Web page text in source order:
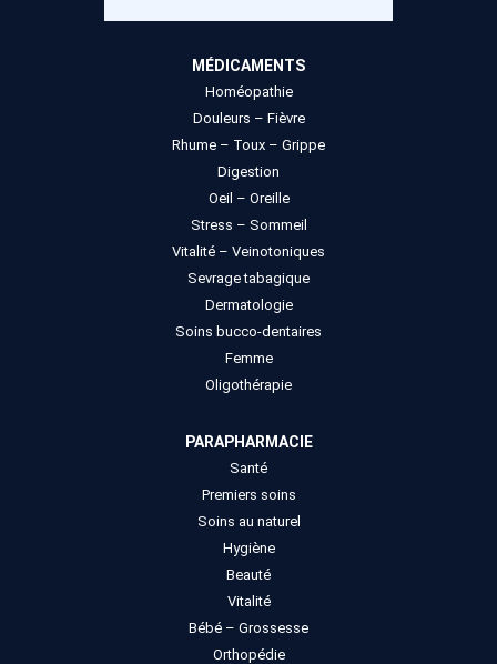
MÉDICAMENTS
Homéopathie
Douleurs – Fièvre
Rhume – Toux – Grippe
Digestion
Oeil – Oreille
Stress – Sommeil
Vitalité – Veinotoniques
Sevrage tabagique
Dermatologie
Soins bucco-dentaires
Femme
Oligothérapie
PARAPHARMACIE
Santé
Premiers soins
Soins au naturel
Hygiène
Beauté
Vitalité
Bébé – Grossesse
Orthopédie